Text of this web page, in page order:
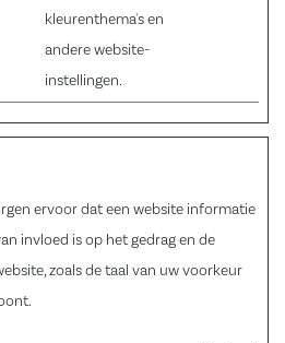
kleurenthema's en
andere website-
instellingen.
ervoor dat een website informatie
invloed is op het gedrag en de
zoals de taal van uw voorkeur